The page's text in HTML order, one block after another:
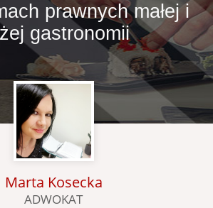
prawnych małej i
gastronomii
Marta Kosecka
ADWOKAT